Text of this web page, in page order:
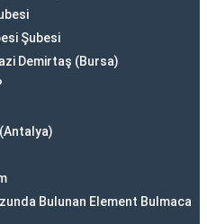
Şubesi
Demirtaş (Bursa)
Bulunan Element Bulmaca